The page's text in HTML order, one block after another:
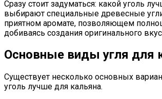
Сразу стоит задуматься: какой уголь
выбирают специальные древесные угли
приятном аромате, позволяющем
добиваясь создания оригинального
Основные виды угля для
Существует несколько основных
уголь лучше для кальяна.